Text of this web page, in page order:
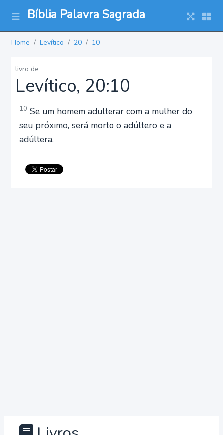
Bíblia Palavra Sagrada
Home Levítico 20 10
livro de
Levítico, 20:10
10 Se um homem adulterar com a mulher do
seu próximo, será morto o adúltero e a
adúltera.